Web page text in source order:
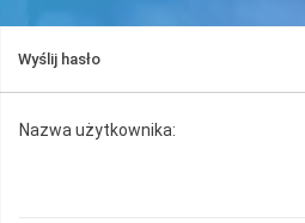
Wyślij hasło
Nazwa użytkownika: